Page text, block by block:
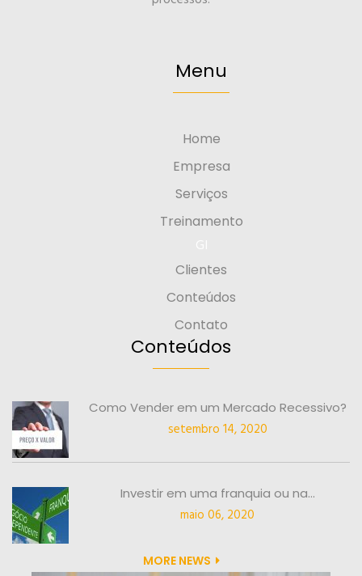
Menu
Home
Empresa
Serviços
Treinamento
Clientes
Conteúdos
Contato
Conteúdos
Como Vender em um Mercado Recessivo?
setembro 14, 2020
Investir em uma franquia ou na...
maio 06, 2020
MORE NEWS